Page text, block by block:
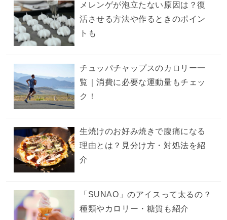
メレンゲが泡立たない原因は？復
活させる方法や作るときのポイン
トも
チュッパチャップスのカロリー一
覧｜消費に必要な運動量もチェッ
ク！
生焼けのお好み焼きで腹痛になる
理由とは？見分け方・対処法を紹
介
「SUNAO」のアイスって太るの？
種類やカロリー・糖質も紹介